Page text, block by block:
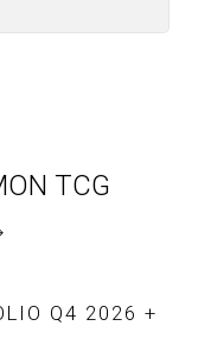
TCG
Q4 2026 +